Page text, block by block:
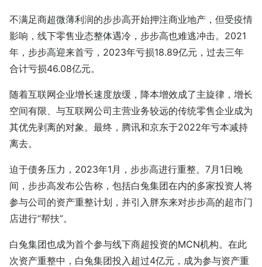
不满足商超微薄利润的步步高开始押注商业地产，但受疫情
影响，线下零售业态整体遇冷，步步高也难逃冲击。2021
年，步步高迎来首亏，2023年亏损18.89亿元，过去三年
合计亏损46.08亿元。
随着互联网企业增长速度放缓，降本增效成了主旋律，增长
空间有限、与互联网公司主营业务较远的传统零售企业成为
其优先剥离的对象。最终，腾讯和京东于2022年亏本减持
离去。
迫于债务压力，2023年1月，步步高进行重整。7月1日晚
间，步步高发布公告称，包括白兔集团在内的多家投资人将
参与公司的资产重整计划，并引入胖东来对步步高的超市门
店进行“帮扶”。
白兔集团也成为首个参与线下商超投资的MCN机构。在此
次资产重整中，白兔集团投入超过4亿元，成为参与资产重